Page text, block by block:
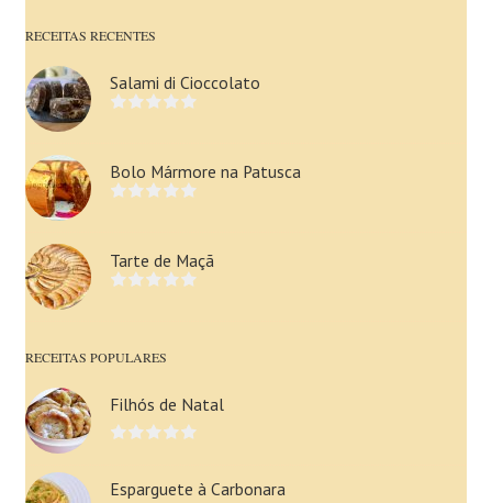
RECEITAS RECENTES
Salami di Cioccolato
Bolo Mármore na Patusca
Tarte de Maçã
RECEITAS POPULARES
Filhós de Natal
Esparguete à Carbonara